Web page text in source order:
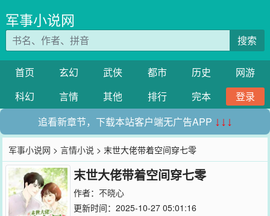
军事小说网
搜索
首页 玄幻 武侠 都市 历史
网游
科幻
言情 其他 排行 完本
登录
追看新章节，下载本站客户端无广告APP ↓↓↓
军事小说网 >言情小说 > 末世大佬带着空间穿七零
末世大佬带着空间穿七零
作者： 不晓心
更新时间：2025-10-27 05:01:16